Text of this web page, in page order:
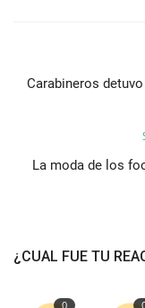
Carabineros
La moda de los
¿CUAL FUE TU
0